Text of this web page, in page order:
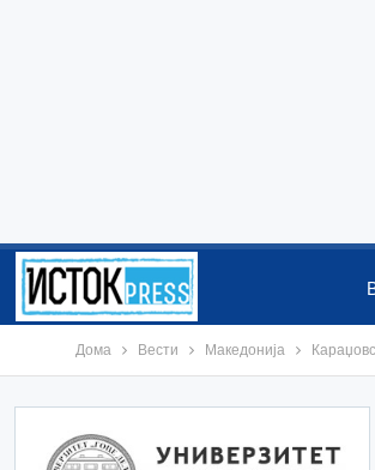
Дома Вести Македонија